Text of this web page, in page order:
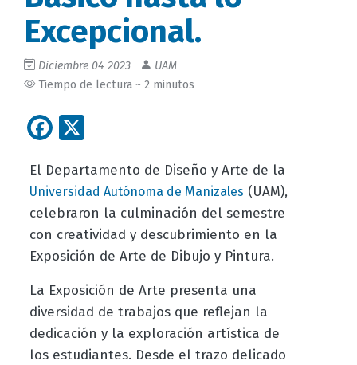
Excepcional.
Diciembre 04 2023
UAM
Tiempo de lectura ~ 2 minutos
Facebook
El Departamento de Diseño y Arte de la
Universidad Autónoma de Manizales (UAM),
celebraron la culminación del semestre
con creatividad y descubrimiento en la
Exposición de Arte de Dibujo y Pintura.
La Exposición de Arte presenta una
diversidad de trabajos que reflejan la
dedicación y la exploración artística de
los estudiantes. Desde el trazo delicado